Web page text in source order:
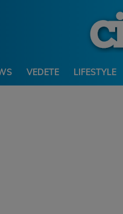
VEDETE LIFESTYLE